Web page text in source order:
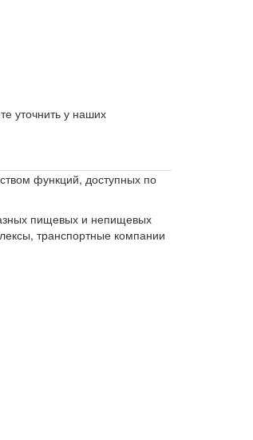
уточнить у наших
функций, доступных по
пищевых и непищевых
транспортные компании